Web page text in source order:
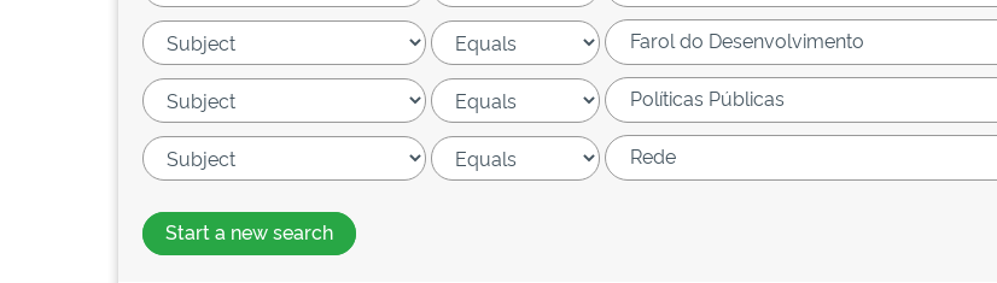
Start a new search